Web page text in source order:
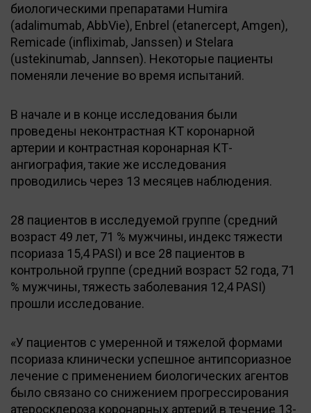
биологическими препаратами Humira
(adalimumab, AbbVie), Enbrel (etanercept, Amgen),
Remicade (infliximab, Janssen) и Stelara
(ustekinumab, Jannsen). Некоторые пациенты
поменяли лечение во время испытаний.
В начале и в конце исследования были
проведены неконтрастная КТ коронарной
артерии и контрастная коронарная КТ-
ангиография, такие же исследования
проводились через 13 месяцев наблюдения.
28 пациентов в исследуемой группе (средний
возраст 49 лет, 71 % мужчины, индекс тяжести
псориаза 15,4 PASI) и все 28 пациентов в
контрольной группе (средний возраст 52 года, 71
% мужчины, тяжесть заболевания 12,4 PASI)
прошли исследование.
«У пациентов с умеренной и тяжелой формами
псориаза клинически успешное антипсориазное
лечение с применением биологических агентов
было связано со снижением прогрессирования
атеросклероза коронарных артерий в течение 13-